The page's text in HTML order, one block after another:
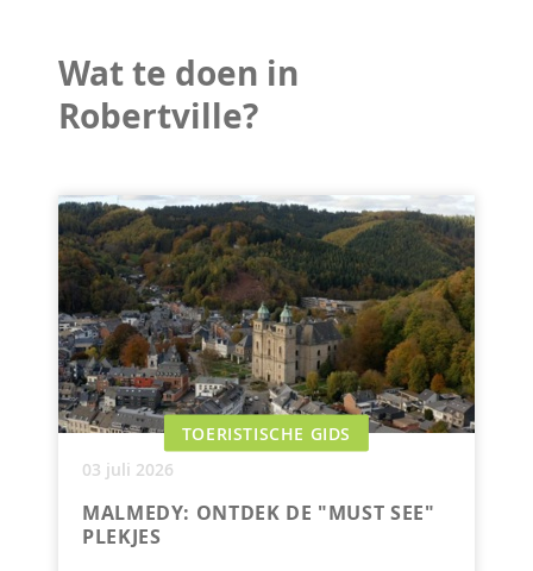
Wat te doen in
Robertville?
TOERISTISCHE GIDS
03 juli 2026
MALMEDY: ONTDEK DE "MUST SEE"
PLEKJES